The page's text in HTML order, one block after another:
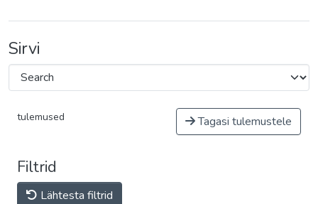
Sirvi
tulemused Tagasi tulemustele
Filtrid
Lähtesta filtrid